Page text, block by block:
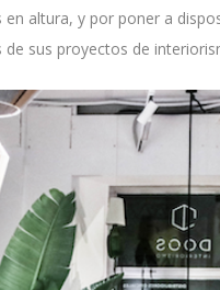
altura, y por poner a
sus proyectos de